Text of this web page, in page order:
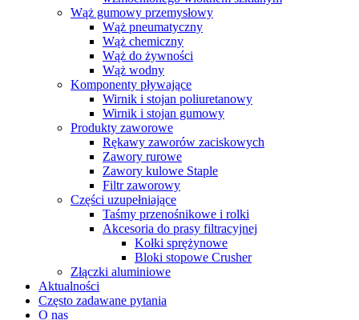
Wąż gumowy przemysłowy
Wąż pneumatyczny
Wąż chemiczny
Wąż do żywności
Wąż wodny
Komponenty pływające
Wirnik i stojan poliuretanowy
Wirnik i stojan gumowy
Produkty zaworowe
Rękawy zaworów zaciskowych
Zawory rurowe
Zawory kulowe Staple
Filtr zaworowy
Części uzupełniające
Taśmy przenośnikowe i rolki
Akcesoria do prasy filtracyjnej
Kołki sprężynowe
Bloki stopowe Crusher
Złączki aluminiowe
Aktualności
Często zadawane pytania
O nas